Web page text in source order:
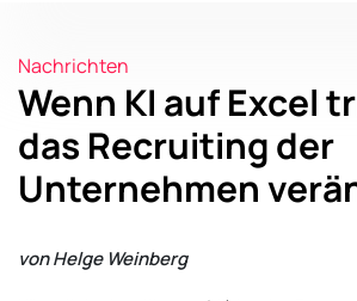
Nachrichten
Wenn KI auf Excel
das Recruiting der
Unternehmen
von Helge Weinberg